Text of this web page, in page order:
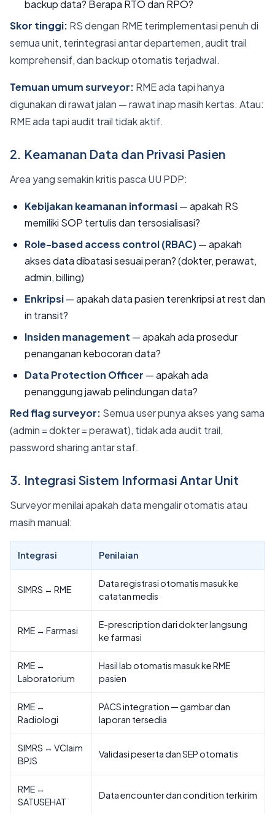
backup data? Berapa RTO dan RPO?
Skor tinggi: RS dengan RME terimplementasi penuh di
semua unit, terintegrasi antar departemen, audit trail
komprehensif, dan backup otomatis terjadwal.
Temuan umum surveyor: RME ada tapi hanya
digunakan di rawat jalan — rawat inap masih kertas. Atau:
RME ada tapi audit trail tidak aktif.
2. Keamanan Data dan Privasi Pasien
Area yang semakin kritis pasca UU PDP:
Kebijakan keamanan informasi— apakah RS
memiliki SOP tertulis dan tersosialisasi?
Role-based access control (RBAC)— apakah
akses data dibatasi sesuai peran? (dokter, perawat,
admin, billing)
Enkripsi— apakah data pasien terenkripsi at rest dan
in transit?
Insiden management — apakah ada prosedur
penanganan kebocoran data?
Data Protection Officer — apakah ada
penanggung jawab pelindungan data?
Red flag surveyor: Semua user punya akses yang sama
(admin = dokter = perawat), tidak ada audit trail,
password sharing antar staf.
3. Integrasi Sistem Informasi Antar Unit
Surveyor menilai apakah data mengalir otomatis atau
masih manual:
Integrasi Penilaian
SIMRS ↔ RME
Data registrasi otomatis masuk ke
catatan medis
RME ↔ Farmasi
E-prescription dari dokter langsung
ke farmasi
RME ↔
Laboratorium
Hasil lab otomatis masuk ke RME
pasien
RME ↔
Radiologi
PACS integration — gambar dan
laporan tersedia
SIMRS ↔ VClaim
BPJS
Validasi peserta dan SEP otomatis
RME ↔
SATUSEHAT
Data encounter dan condition terkirim